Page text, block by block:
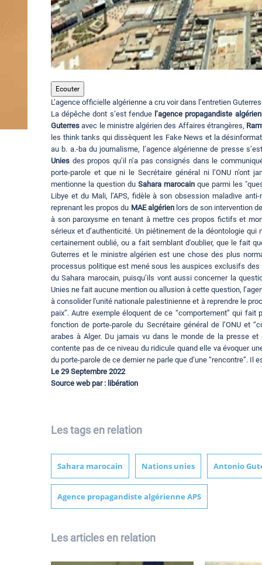
Ecouter
L’agence officielle algérienne a cru voir dans l’entretien
La dépêche dont s’est fendue l’agence propagandiste
Guterres avec le ministre algérien des Affaires étrangères,
les think tanks qui dissèquent les Fake News et la
au b. a.-ba du journalisme, l’agence algérienne de presse
Unies des propos qu’il n’a pas consignés dans le
porte-parole et que ni le Secrétaire général ni l’ONU n’ont
mentionne la question du Sahara marocainque parmi les
Libye et du Mali, l’APS, fidèle à son obsession maladive
reprenant les propos du MAE algérienlors de son intervention de
à son paroxysme en tenant à mettre ces propos fictifs et
sérieux et d’authenticité. Un piétinement de la déontologie qui
certainement oublié, ou a fait semblant d'oublier, que le fait
Guterres et le ministre algérien est une chose des plus
processus politique est mené sous les auspices exclusifs des
du Sahara marocain, puisqu’ils vont aussi concerner la
Unies ne fait aucune mention ou allusion à cette question,
à consolider l'unité nationale palestinienne et à reprendre le
paix”. Autre exemple éloquent de ce “comportement” qui
fonction de porte-parole du Secrétaire général de l’ONU et
arabes à Alger. Du jamais vu dans le monde de la presse et
contente pas de ce niveau du ridicule quand elle va évoquer
du porte-parole de ce dernier ne parle que d’une “rencontre”. Il
Le 29 Septembre 2022
Source web par : libération
Les tags en relation
Sahara marocain Nations unies Antonio
Agence propagandiste algérienne APS
Les articles en relation